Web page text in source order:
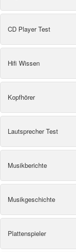
CD Player Test
Hifi Wissen
Kopfhörer
Lautsprecher Test
Musikberichte
Musikgeschichte
Plattenspieler